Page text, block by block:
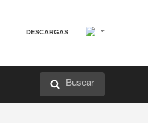
DESCARGAS
Buscar